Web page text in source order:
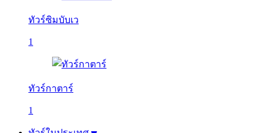
ทัวร์ซิมบับเว
1
ทัวร์กาตาร์
1